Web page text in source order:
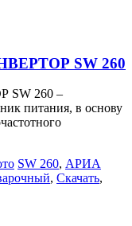
SW 260
SW 260 –
питания, в основу
SW 260, АРИА
, Скачать,